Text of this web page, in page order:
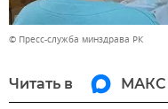
© Пресс-служба минздрава РК
Читать в МАКС